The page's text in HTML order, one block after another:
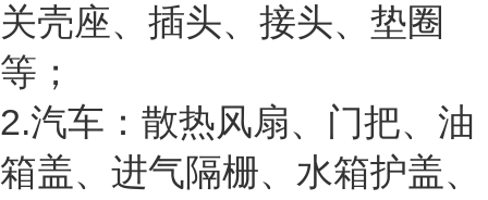
关壳座、插头、接头、垫圈
等；
2.汽车：散热风扇、门把、油
箱盖、进气隔栅、水箱护盖、